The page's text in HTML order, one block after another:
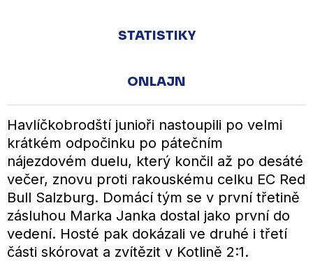
STATISTIKY
ONLAJN
Havlíčkobrodští junioři nastoupili po velmi
krátkém odpočinku po pátečním
nájezdovém duelu, který končil až po desáté
večer, znovu proti rakouskému celku EC Red
Bull Salzburg. Domácí tým se v první třetině
zásluhou Marka Janka dostal jako první do
vedení. Hosté pak dokázali ve druhé i třetí
části skórovat a zvítězit v Kotlině 2:1.